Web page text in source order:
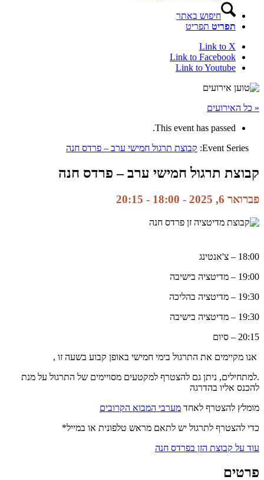
חיפוש באתר
תפריט תפריט
Link to X
Link to Facebook
Link to Youtube
« כל האירועים
This event has passed.
Event Series: קבוצת תרגול חמישי ערב – פרדס חנה
קבוצת תרגול חמישי ערב – פרדס חנה
פברואר 6, 2025 - 18:00 -
20:15
18:00 – צ'אנטינג
19:00 – מדיטציה בישיבה
19:30 – מדיטציה בהליכה
19:30 – מדיטציה בישיבה
20:15 – סיום
אנו מקיימים את התרגול בימי חמישי באופן קבוע בשעה זו ,
.למתחילים, ניתן גם להצטרף למקטעים מסויימים של התרגול על מנת
להכנס אליו בהדרגה
מומלץ להצטרף לאחד מערבי המבוא הקרובים
כדי להצטרף לתרגול יש לתאם מראש טלפונית או במייל*
עוד על קבוצת הזן בפרדס חנה
פרטים